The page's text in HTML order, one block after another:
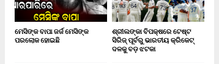
ମେସିଙ୍କ ବାପା ଜର୍ଜ ମେସିଙ୍କ
ପରଲୋକ ହୋଇଛି
ଶ୍ରୀଲଙ୍କା ବିପକ୍ଷରେ ଟେଷ୍ଟ
ସିରିଜ୍ ପୂର୍ବରୁ ଭାରତୀୟ କ୍ରିକେଟ୍
ଦଳକୁ ବଡ଼ ଝଟକା